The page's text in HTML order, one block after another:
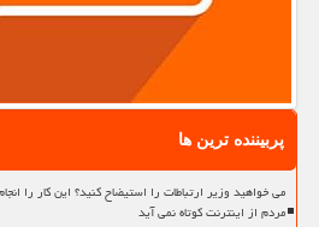
پربیننده ترین ها
می خواهید وزیر ارتباطات را استیضاح کنید؟ این کار را
مردم از اینترنت کوتاه نمی آید